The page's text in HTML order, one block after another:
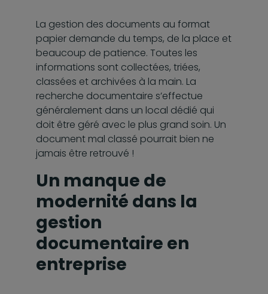
La gestion des documents au format
papier demande du temps, de la place et
beaucoup de patience. Toutes les
informations sont collectées, triées,
classées et archivées à la main. La
recherche documentaire s’effectue
généralement dans un local dédié qui
doit être géré avec le plus grand soin. Un
document mal classé pourrait bien ne
jamais être retrouvé !
Un manque de
modernité dans la
gestion
documentaire en
entreprise